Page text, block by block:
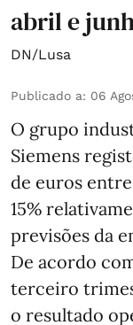
abril e
DN/Lusa
Publicado a: 06
O grupo
Siemens
de euros
15%
previsões da
De acordo
terceiro
o resultado